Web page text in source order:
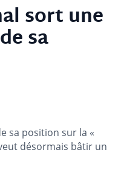
sort une
sa
sa position sur la «
désormais bâtir un